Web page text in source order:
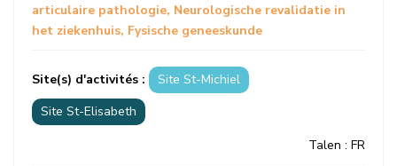
articulaire pathologie Neurologische revalidatie in
het ziekenhuis Fysische geneeskunde
Site(s) d'activités :
Site St-Michiel
Site St-Elisabeth
Talen : FR